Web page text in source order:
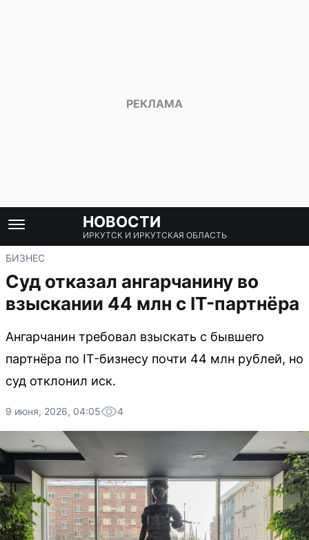
НОВОСТИ
ИРКУТСК И ИРКУТСКАЯ ОБЛАСТЬ
БИЗНЕС
Суд отказал ангарчанину во
взыскании 44 млн с IT-партнёра
Ангарчанин требовал взыскать с бывшего
партнёра по IT-бизнесу почти 44 млн рублей, но
суд отклонил иск.
9 июня, 2026, 04:05 4